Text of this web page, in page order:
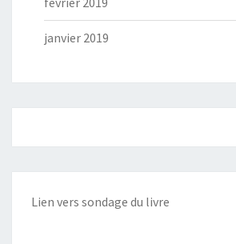
janvier 2019
Lien vers sondage du livre